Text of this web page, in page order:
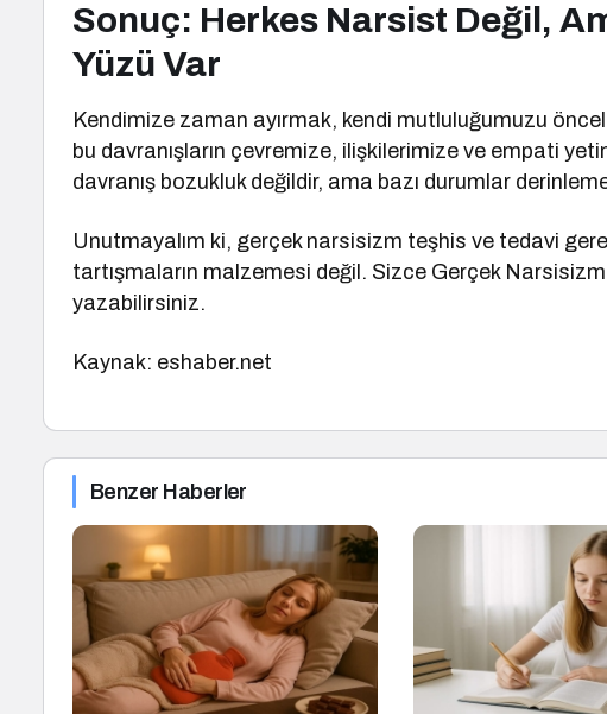
Sonuç: Herkes Narsist Değil,
Yüzü Var
Kendimize zaman ayırmak, kendi mutluluğumuzu
bu davranışların çevremize, ilişkilerimize ve empati
davranış bozukluk değildir, ama bazı durumlar
Unutmayalım ki, gerçek narsisizm teşhis ve tedavi
tartışmaların malzemesi değil. Sizce Gerçek
yazabilirsiniz.
Kaynak: eshaber.net
Benzer Haberler